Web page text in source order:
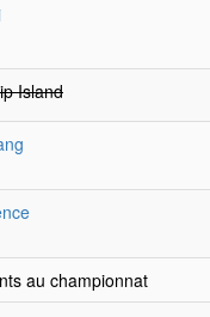
Island
au championnat